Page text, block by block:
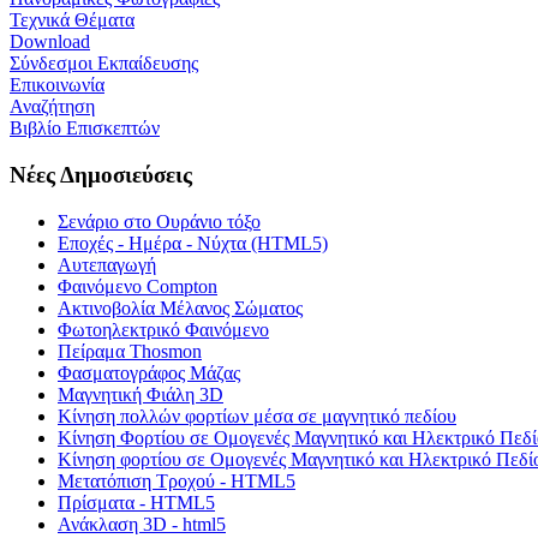
Τεχνικά Θέματα
Download
Σύνδεσμοι Εκπαίδευσης
Επικοινωνία
Αναζήτηση
Βιβλίο Επισκεπτών
Νέες Δημοσιεύσεις
Σενάριο στο Ουράνιο τόξο
Εποχές - Ημέρα - Νύχτα (HTML5)
Αυτεπαγωγή
Φαινόμενο Compton
Ακτινοβολία Μέλανος Σώματος
Φωτοηλεκτρικό Φαινόμενο
Πείραμα Thosmon
Φασματογράφος Μάζας
Μαγνητική Φιάλη 3D
Κίνηση πολλών φορτίων μέσα σε μαγνητικό πεδίου
Κίνηση Φορτίου σε Ομογενές Μαγνητικό και Ηλεκτρικό
Κίνηση φορτίου σε Ομογενές Μαγνητικό και Ηλεκτρικό
Μετατόπιση Τροχού - HTML5
Πρίσματα - HTML5
Ανάκλαση 3D - html5